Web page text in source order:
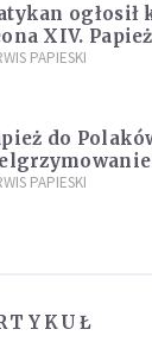
ogłosił
XIV.
Ameryki
PAPIESKI
do
wiarę i
PAPIESKI